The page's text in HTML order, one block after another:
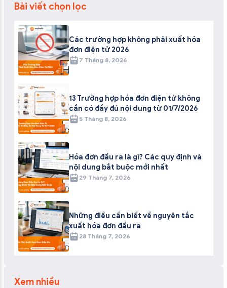
Bài viết chọn lọc
Các trường hợp không phải xuất hóa
đơn điện tử 2026
7 Tháng 8, 2026
13 Trường hợp hóa đơn điện tử không
cần có đầy đủ nội dung từ 01/7/2026
5 Tháng 8, 2026
Hóa đơn đầu ra là gì? Các quy định và
nội dung bắt buộc mới nhất
29 Tháng 7, 2026
Những điều cần biết về nguyên tắc
xuất hóa đơn đầu ra
28 Tháng 7, 2026
Xem nhiều